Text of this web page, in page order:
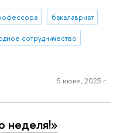
бакалавриат
сотрудничество
5 июня, 2023 г.
неделя!»